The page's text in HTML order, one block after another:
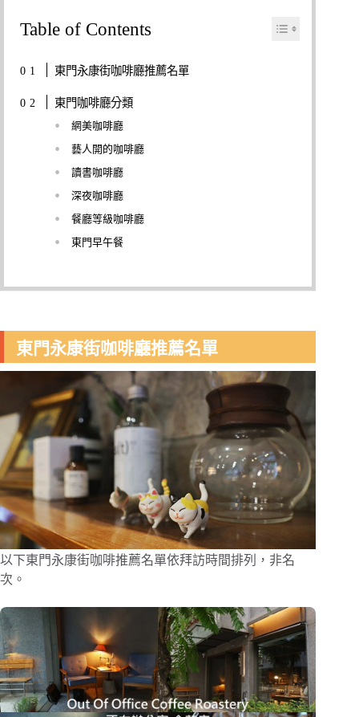
Table of Contents
東門永康街咖啡廳推薦名單
東門咖啡廳分類
網美咖啡廳
藝人開的咖啡廳
讀書咖啡廳
深夜咖啡廳
餐廳等級咖啡廳
東門早午餐
東門永康街咖啡廳推薦名單
以下東門永康街咖啡推薦名單依拜訪時間排列，非名
次。